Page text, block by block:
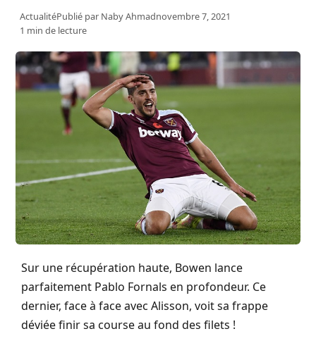
ActualitéPublié par Naby Ahmadnovembre 7, 2021
1 min de lecture
Sur une récupération haute, Bowen lance
parfaitement Pablo Fornals en profondeur. Ce
dernier, face à face avec Alisson, voit sa frappe
déviée finir sa course au fond des filets !